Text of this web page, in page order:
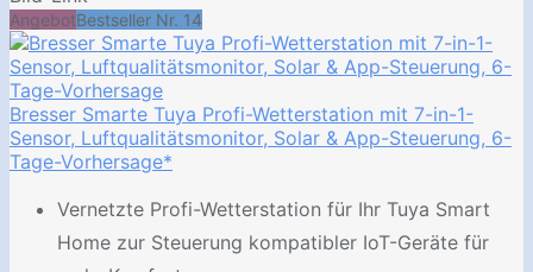
AngebotBestseller Nr. 14
Bresser Smarte Tuya Profi-Wetterstation mit 7-in-1-
Sensor, Luftqualitätsmonitor, Solar & App-Steuerung, 6-
Tage-Vorhersage*
Vernetzte Profi-Wetterstation für Ihr Tuya Smart
Home zur Steuerung kompatibler IoT-Geräte für